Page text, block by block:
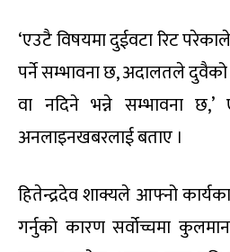
‘एउटै विषयमा दुईवटा रिट
पर्ने सम्भावना छ, अदालतले
वा नदिने भन्ने सम्भावना
अनलाइनखबरलाई बताए ।
हितेन्द्रदेव शाक्यले आफ्नो
गर्नुको कारण सर्वोच्चमा